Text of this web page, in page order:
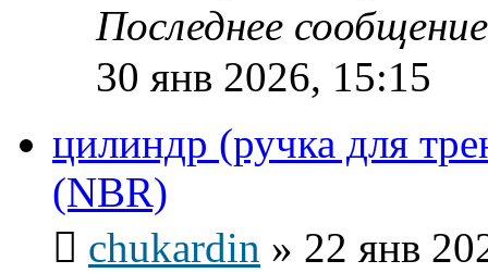
Последнее
30 янв 2026, 15:15
цилиндр (ручка для
(NBR)
chukardin » 22 янв